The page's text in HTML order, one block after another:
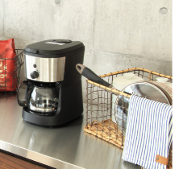
ス、フルオープンスライドレ